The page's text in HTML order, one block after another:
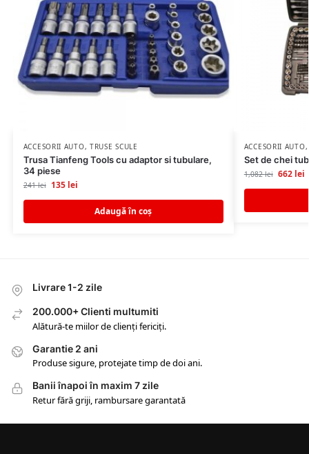
ACCESORII AUTO, TRUSE SCULE
Trusa Tianfeng Tools cu adaptor si tubulare,
34 piese
241lei 135 lei
Adaugă în coș
ACCESORII AUTO
Set de chei
1,082lei 662 lei
Livrare 1-2 zile
200.000+ Clienti multumiti
Alătură-te miilor de clienți fericiți.
Garantie 2 ani
Produse sigure, protejate timp de doi ani.
Banii înapoi în maxim 7 zile
Retur fără griji, rambursare garantată